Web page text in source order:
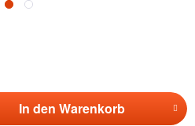
In den Warenkorb